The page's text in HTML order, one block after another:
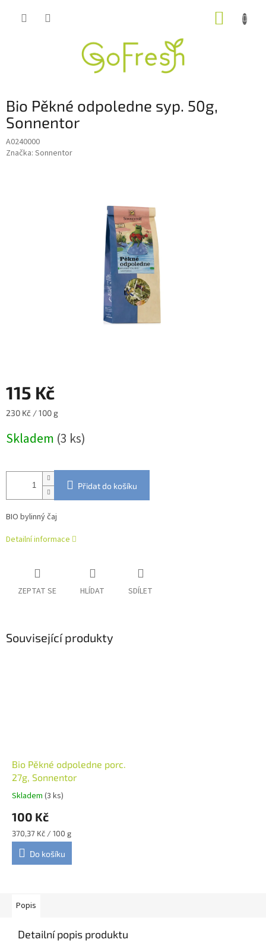
Bio Pěkné odpoledne syp. 50g,
Sonnentor
A0240000
Značka: Sonnentor
115 Kč
Měrná
230 Kč / 100 g
Skladem (3 ks)
Přidat do košíku
BIO bylinný čaj
Detailní informace
ZEPTAT SE HLÍDAT SDÍLET
Související produkty
Bio Pěkné odpoledne porc.
27g, Sonnentor
Skladem (3 ks)
100 Kč
Měrná
cena:
370,37 Kč / 100 g
Do košíku
Popis
Detailní popis produktu